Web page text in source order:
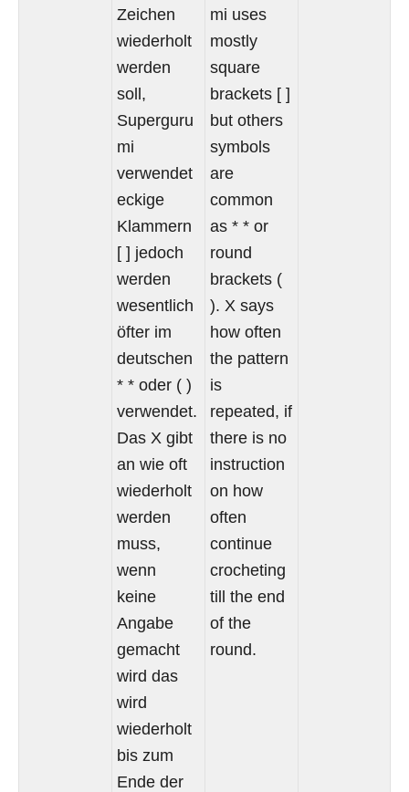
Zeichen
wiederholt
werden
soll,
Superguru
mi
verwendet
eckige
Klammern
[ ] jedoch
werden
wesentlich
öfter im
deutschen
* * oder ( )
verwendet.
Das X gibt
an wie oft
wiederholt
werden
muss,
wenn
keine
Angabe
gemacht
wird das
wird
wiederholt
bis zum
Ende der
mi uses
mostly
square
brackets [ ]
but others
symbols
are
common
as * * or
round
brackets (
). X says
how often
the pattern
is
repeated, if
there is no
instruction
on how
often
continue
crocheting
till the end
of the
round.